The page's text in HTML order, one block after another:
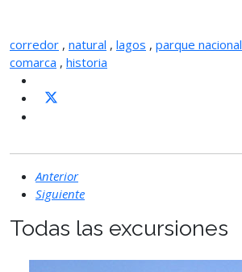
corredor , natural , lagos , parque nacional
comarca , historia
Anterior
Siguiente
Todas las excursiones